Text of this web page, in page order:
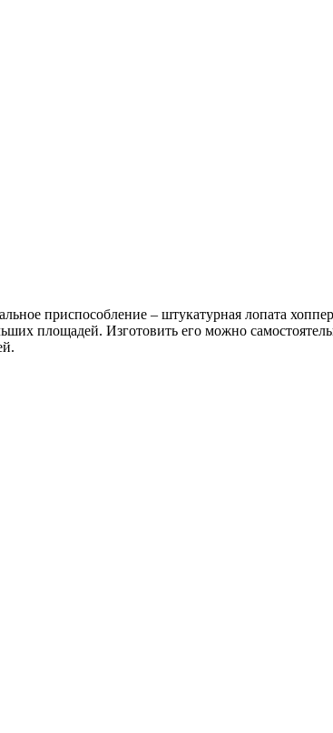
приспособление – штукатурная лопата
площадей. Изготовить его можно